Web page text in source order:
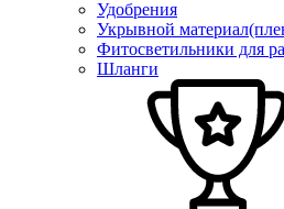
Удобрения
Укрывной
Фитосветильники для
Шланги